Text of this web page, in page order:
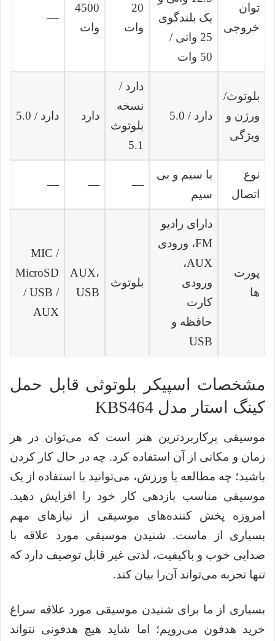
توان
خروجی
یک بلندگوی
25 واتی /
50 وات
20
وات
4500
وات
—
بلوتوث/
ورژن و
ویژگی
دارد / 5.0
دارد /
نسخه
بلوتوث
5.1
دارد دارد / 5.0
نوع
اتصال
با سیم و بی‌
سیم
—
—
—
پورت‌
ها
دارای رادیو
FM، ورودی
AUX،
ورودی
کارت
حافظه و
USB
بلوتوث
AUX،
USB
MIC /
MicroSD
/ USB /
AUX
مشخصات اسپیکر بلوتوثی قابل حمل
کینگ استار مدل KBS464
موسیقی پرکاربردترین هنر است که می‌توان در هر
زمان و مکانی از آن استفاده کرد. چه در حال کار کردن
باشید؛ چه مطالعه یا ورزش، می‌توانید با استفاده از یک
موسیقی مناسب بازدهی کار خود را افزایش دهید.
امروزه پخش کننده‌های موسیقی از نیازهای مهم
بسیاری از ماست. شنیدن موسیقی مورد علاقه با
صدایی خوب و باکیفیت، لذتی غیر قابل توصیف دارد که
تنها تجربه می‌تواند آن‌را بیان کند.
بسیاری از ما برای شنیدن موسیقی مورد علاقه سراغ
خرید هدفون می‌رویم؛ اما شاید هیچ هدفونی نتواند